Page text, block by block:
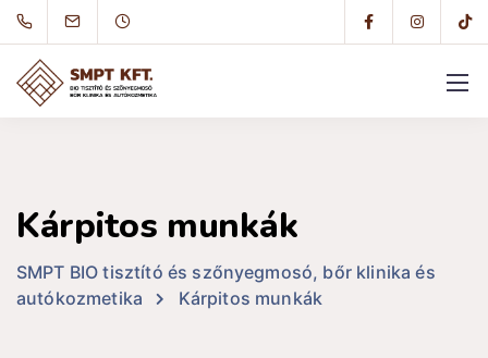
Kárpitos munkák
SMPT BIO tisztító és szőnyegmosó, bőr klinika és
autókozmetika
Kárpitos munkák